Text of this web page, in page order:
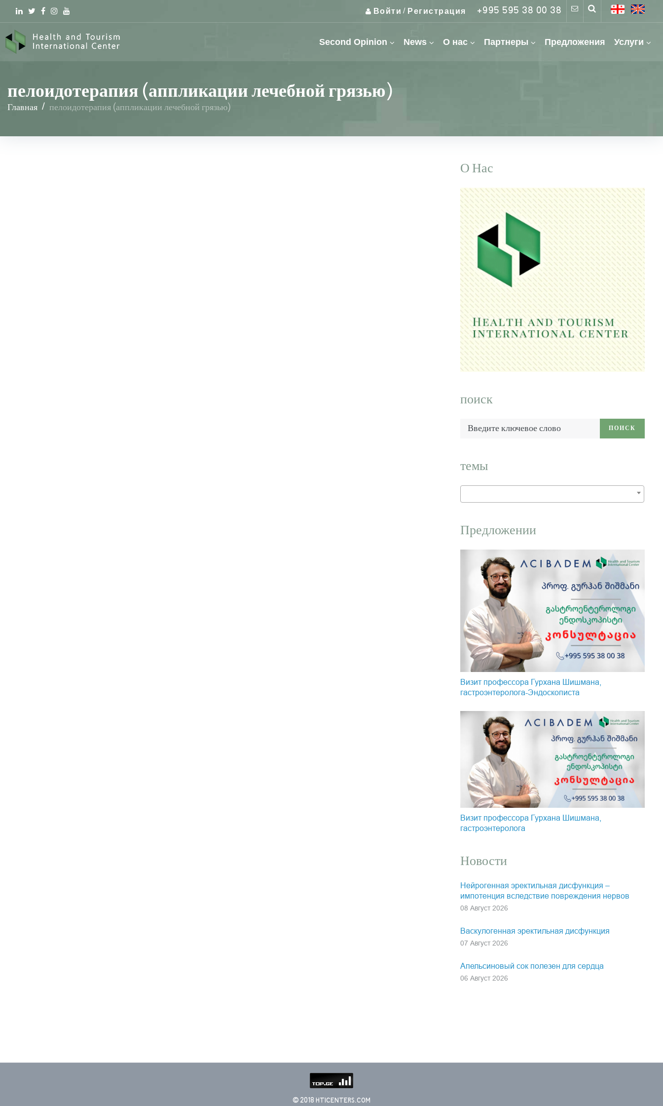
Linkedin
TwitterFacebook
Instagram
youtube
Войти / Регистрация +995 595 38 00 38
Second Opinion News О нас Партнеры Предложения Услуги
пелоидотерапия (аппликации лечебной грязью)
Главная / пелоидотерапия (аппликации лечебной грязью)
О Нас
поиск
Введите
ключевое
ПОИСК
темы
Предложении
Визит профессора Гурхана Шишмана,
гастроэнтеролога-Эндоскопистa
Визит профессора Гурхана Шишмана,
гастроэнтеролога
Новости
Нейрогенная эректильная дисфункция –
импотенция вследствие повреждения нервов
08 Август 2026
Васкулогенная эректильная дисфункция
07 Август 2026
Апельсиновый сок полезен для сердца
06 Август 2026
© 2018 HTICENTERS.COM